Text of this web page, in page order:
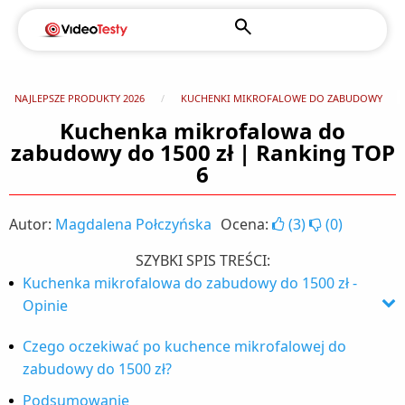
NAJLEPSZE PRODUKTY 2026 KUCHENKI MIKROFALOWE DO ZABUDOWY
Kuchenka mikrofalowa do
zabudowy do 1500 zł | Ranking TOP
6
Autor: Magdalena Połczyńska Ocena: (3) (0)
SZYBKI SPIS TREŚCI:
Kuchenka mikrofalowa do zabudowy do 1500 zł -
Opinie
1. Amica AMMB25E3SGVB X-TYPE
2. Whirlpool AMW 730/NB
3. Samsung NQ50K3130BG
Czego oczekiwać po kuchence mikrofalowej do
zabudowy do 1500 zł?
Podsumowanie